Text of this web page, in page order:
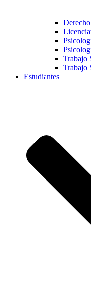
Derecho
Trabajo
Trabajo
Estudiantes